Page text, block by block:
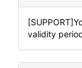
validity